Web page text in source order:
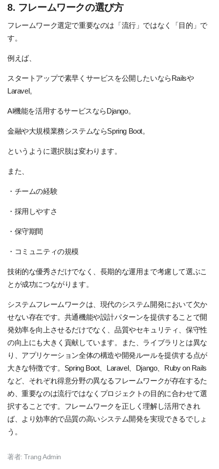
8. フレームワークの選び方
フレームワーク選定で重要なのは「流行」ではなく「目的」で
す。
例えば、
スタートアップで素早くサービスを公開したいならRailsや
Laravel。
AI機能を活用するサービスならDjango。
金融や大規模業務システムならSpring Boot。
というように選択肢は変わります。
また、
・チームの経験
・採用しやすさ
・保守期間
・コミュニティの規模
技術的な優秀さだけでなく、長期的な運用まで考慮して選ぶこ
とが成功につながります。
システムフレームワークは、現代のシステム開発において欠か
せない存在です。共通機能や設計パターンを提供することで開
発効率を向上させるだけでなく、品質やセキュリティ、保守性
の向上にも大きく貢献しています。また、ライブラリとは異な
り、アプリケーション全体の構造や開発ルールを提供する点が
大きな特徴です。Spring Boot、Laravel、Django、Ruby on Rails
など、それぞれ得意分野の異なるフレームワークが存在するた
め、重要なのは流行ではなくプロジェクトの目的に合わせて選
択することです。フレームワークを正しく理解し活用できれ
ば、より効率的で品質の高いシステム開発を実現できるでしょ
う。
著者:Trang Admin